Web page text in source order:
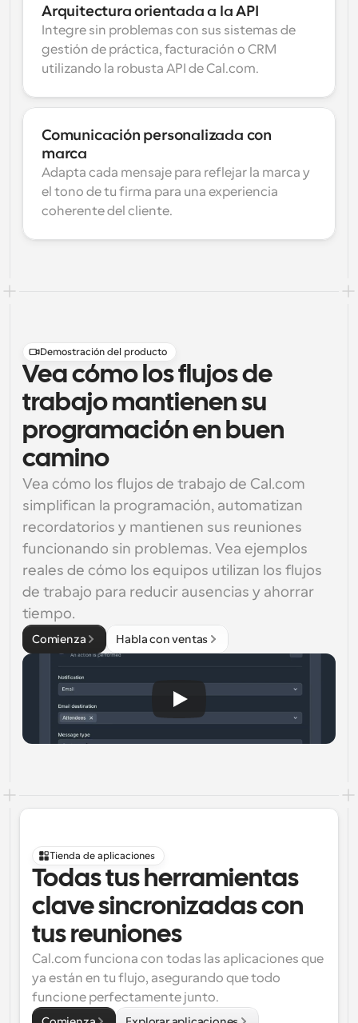
Arquitectura orientada a la API
Integre sin problemas con sus sistemas de
gestión de práctica, facturación o CRM
utilizando la robusta API de Cal.com.
Comunicación personalizada con
marca
Adapta cada mensaje para reflejar la marca y
el tono de tu firma para una experiencia
coherente del cliente.
Demostración del producto
Vea cómo los flujos de
trabajo mantienen su
programación en buen
camino
Vea cómo los flujos de trabajo de Cal.com
simplifican la programación, automatizan
recordatorios y mantienen sus reuniones
funcionando sin problemas. Vea ejemplos
reales de cómo los equipos utilizan los flujos
de trabajo para reducir ausencias y ahorrar
tiempo.
Comienza Habla con ventas
Tienda de aplicaciones
Todas tus herramientas
clave sincronizadas con
tus reuniones
Cal.com funciona con todas las aplicaciones que
ya están en tu flujo, asegurando que todo
funcione perfectamente junto.